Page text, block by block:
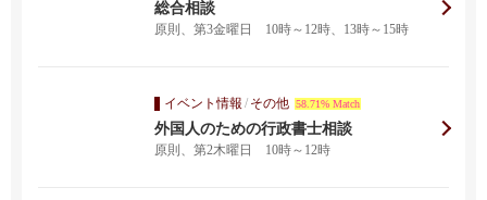
総合相談
原則、第3金曜日 10時～12時、13時～15時
イベント情報 / その他 58.71% Match
外国人のための行政書士相談
原則、第2木曜日 10時～12時